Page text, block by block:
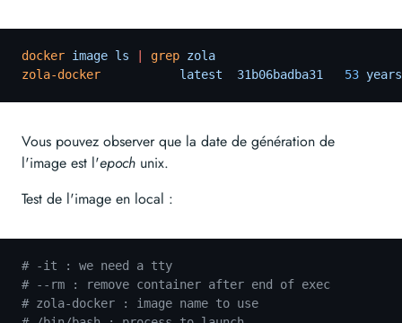
docker image ls grep zola
zola-docker
           latest  31b06badba31
   53
Vous pouvez observer que la date de génération de
l'image est l'epoch unix.
Test de l'image en local :
# -it : we need a tty
# --rm : remove container after end of exec
# zola-docker : image name to use